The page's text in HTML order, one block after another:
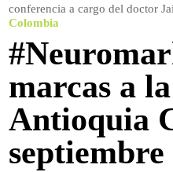
conferencia a cargo del doctor
Colombia
marcas a
Antioquia
septiembre